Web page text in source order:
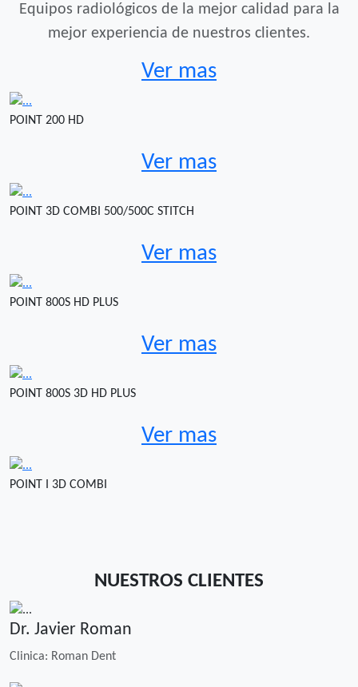
Equipos radiológicos de la mejor calidad para la
mejor experiencia de nuestros clientes.
Ver mas
POINT 200 HD
Ver mas
POINT 3D COMBI 500/500C STITCH
Ver mas
POINT 800S HD PLUS
Ver mas
POINT 800S 3D HD PLUS
Ver mas
POINT I 3D COMBI
NUESTROS CLIENTES
Dr. Javier Roman
Clinica: Roman Dent